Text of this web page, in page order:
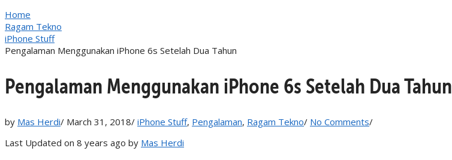
Home
Ragam Tekno
iPhone Stuff
Pengalaman Menggunakan iPhone 6s Setelah Dua Tahun
Pengalaman Menggunakan iPhone 6s Setelah Dua Tahun
by Mas Herdi/ March 31, 2018/ iPhone Stuff, Pengalaman, Ragam Tekno/ No Comments/
Last Updated on 8 years ago by Mas Herdi